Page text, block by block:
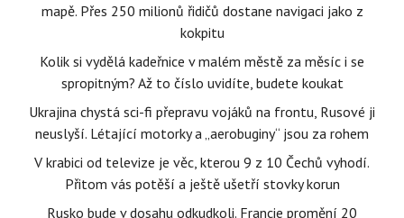
mapě. Přes 250 milionů řidičů dostane navigaci jako z
kokpitu
Kolik si vydělá kadeřnice v malém městě za měsíc i se
spropitným? Až to číslo uvidíte, budete koukat
Ukrajina chystá sci-fi přepravu vojáků na frontu, Rusové ji
neuslyší. Létající motorky a „aerobuginy“ jsou za rohem
V krabici od televize je věc, kterou 9 z 10 Čechů vyhodí.
Přitom vás potěší a ještě ušetří stovky korun
Rusko bude v dosahu odkudkoli. Francie promění 20